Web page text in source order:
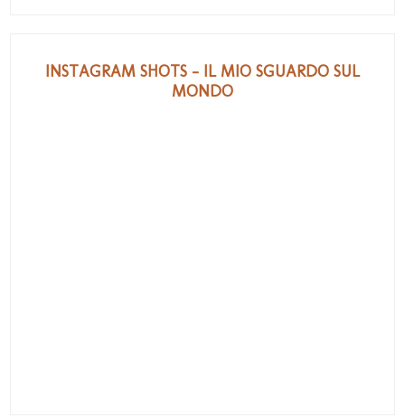
INSTAGRAM SHOTS - IL MIO SGUARDO SUL
MONDO